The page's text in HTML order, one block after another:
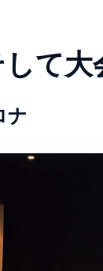
て大
ナ